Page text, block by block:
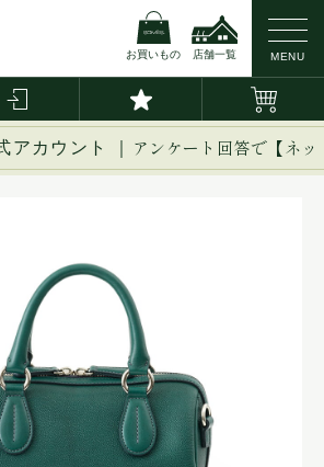
お買いもの 店舗一覧 MENU
カウント ｜ アンケート回答で【ネ